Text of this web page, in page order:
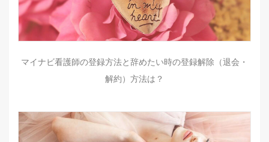
マイナビ看護師の登録方法と辞めたい時の登録解除（退会・
解約）方法は？